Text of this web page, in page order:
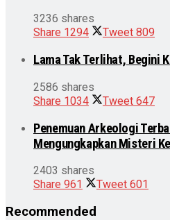
3236 shares
Share 1294 Tweet 809
Lama Tak Terlihat, Begini
2586 shares
Share 1034 Tweet 647
Penemuan Arkeologi
Mengungkapkan Misteri
2403 shares
Share 961 Tweet 601
Recommended